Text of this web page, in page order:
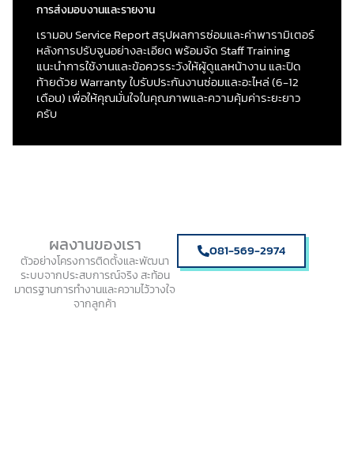
การส่งมอบงานและรายงาน
เรามอบ Service Report สรุปผลการซ่อมและค่าพารามิเตอร์
หลังการปรับจูนอย่างละเอียด พร้อมจัด Staff Training
แนะนำการใช้งานและข้อควรระวังให้ผู้ดูแลหน้างาน และปิด
ท้ายด้วย Warranty ใบรับประกันงานซ่อมและอะไหล่ (6-12
เดือน) เพื่อให้คุณมั่นใจในคุณภาพและความคุ้มค่าระยะยาว
ครับ
ผลงานของเรา
ตัวอย่างโครงการติดตั้งและพัฒนา
ระบบจากประสบการณ์จริง สะท้อน
มาตรฐานการทำงานและความไว้วางใจ
จากลูกค้า
081-569-2974